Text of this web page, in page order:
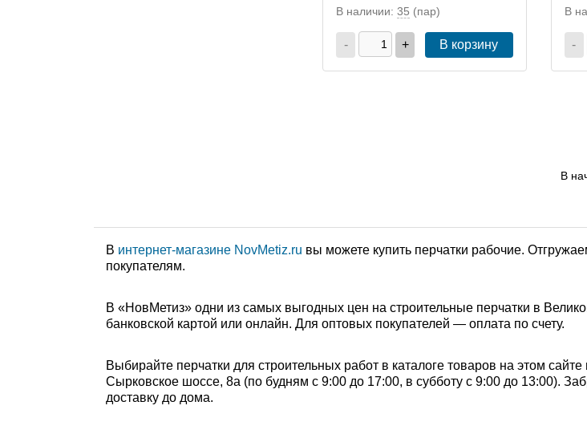
В наличии: 35 (пар)
- + В корзину
В
-
В
В интернет-магазине NovMetiz.ru вы можете купить перчатки рабочие.
покупателям.
В «НовМетиз» одни из самых выгодных цен на строительные перчатки в
банковской картой или онлайн. Для оптовых покупателей — оплата по счету.
Выбирайте перчатки для строительных работ в каталоге товаров на этом
Сырковское шоссе, 8а (по будням с 9:00 до 17:00, в субботу с 9:00 до 13:00).
доставку до дома.